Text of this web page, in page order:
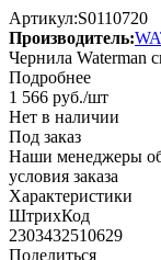
Артикул:S0110720
Производитель:
Чернила Waterman
Подробнее
1 566 руб./шт
Нет в наличии
Под заказ
Наши менеджеры
условия заказа
Характеристики
ШтрихКод
2303432510629
Поделиться